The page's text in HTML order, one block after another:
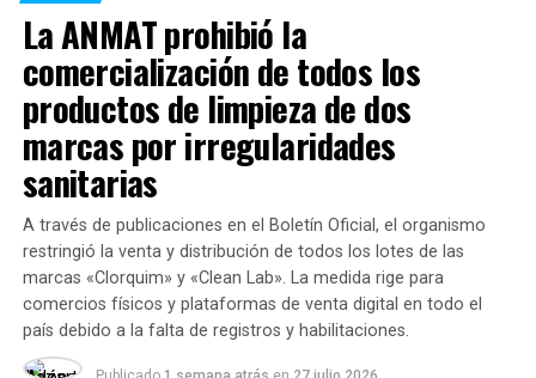
“El Municipio en particular y la sociedad en general
agradecen este tipo de acciones, que van más allá de los
gestos. Este tipo de políticas demuestran que la toma de
conciencia sobre la enfermedad y la solidaridad deben ir
de la mano para sortear la pandemia de la mejor manera
La ANMAT prohibió la
comercialización de todos los
productos de limpieza de dos
marcas por irregularidades
sanitarias
A través de publicaciones en el Boletín Oficial, el organismo
restringió la venta y distribución de todos los lotes de las
marcas «Clorquim» y «Clean Lab». La medida rige para
comercios físicos y plataformas de venta digital en todo el
país debido a la falta de registros y habilitaciones.